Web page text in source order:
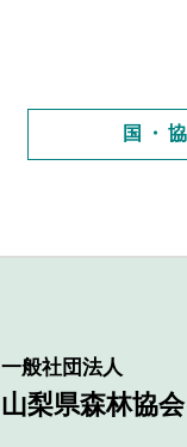
国・
一般社団法人
山梨県森林協会